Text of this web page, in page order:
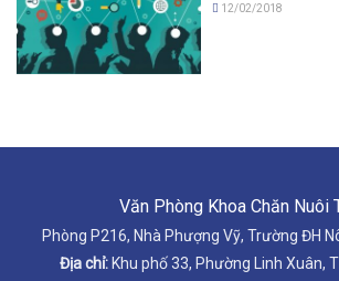
12/02/2018
Văn Phòng Khoa Chăn Nuôi
Phòng P216, Nhà Phượng Vỹ, Trường ĐH
Địa chỉ: Khu phố 33, Phường Linh Xuân,